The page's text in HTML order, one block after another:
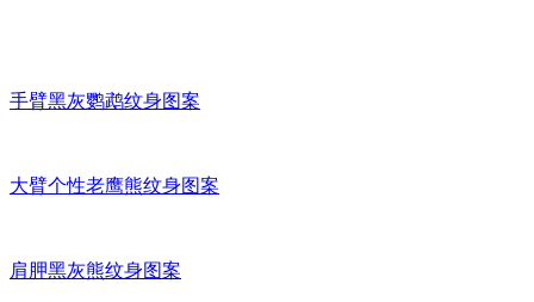
手臂黑灰鹦鹉纹身图案
大臂个性老鹰熊纹身图案
肩胛黑灰熊纹身图案